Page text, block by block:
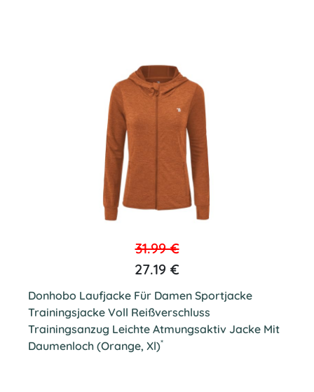
31.99 €
27.19 €
Donhobo Laufjacke Für Damen Sportjacke
Trainingsjacke Voll Reißverschluss
Trainingsanzug Leichte Atmungsaktiv Jacke Mit
Daumenloch (Orange, Xl)*